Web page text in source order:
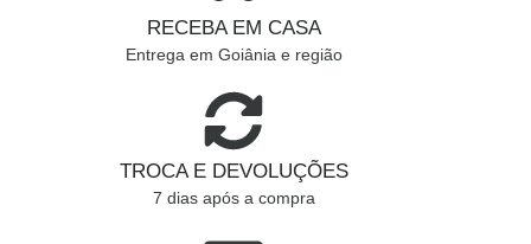
RECEBA EM CASA
Entrega em Goiânia e região
TROCA E DEVOLUÇÕES
7 dias após a compra